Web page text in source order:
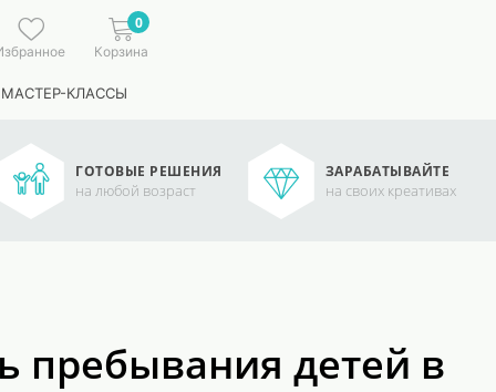
0
Корзина
КЛАССЫ
ГОТОВЫЕ РЕШЕНИЯ
на любой возраст
ЗАРАБАТЫВАЙТЕ
на своих креативах
пребывания детей в